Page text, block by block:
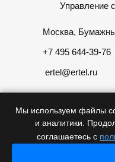
Управление
Москва,
+7 495 644-39-76
ertel@ertel.ru
Информация
Мы используем файлы
и аналитики.
соглашаетесь с